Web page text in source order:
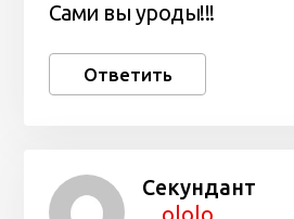
Сами вы уроды!!!
Ответить
Секундант
ololo